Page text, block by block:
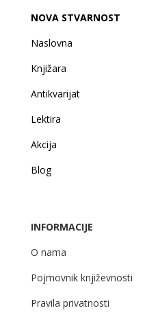
NOVA STVARNOST
Naslovna
Knjižara
Antikvarijat
Lektira
Akcija
Blog
INFORMACIJE
O nama
Pojmovnik književnosti
Pravila privatnosti